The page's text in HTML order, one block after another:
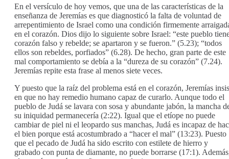
En el versículo de hoy vemos, que una de las características de la
enseñanza de Jeremías es que diagnosticó la falta de voluntad de
arrepentimiento de Israel como una condición firmemente
en el corazón. Dios dijo lo siguiente sobre Israel: “este pueblo
corazón falso y rebelde; se apartaron y se fueron.” (5.23); “todos
ellos son rebeldes, porfiados” (6.28). De hecho, gran parte de este
mal comportamiento se debía a la “dureza de su corazón” (7.24).
Jeremías repite esta frase al menos siete veces.
Y puesto que la raíz del problema está en el corazón, Jeremías
en que no hay remedio humano capaz de curarlo. Aunque todo el
pueblo de Judá se lavara con sosa y abundante jabón, la mancha
su iniquidad permanecería (2:22). Igual que el etíope no puede
cambiar de piel ni el leopardo sus manchas, Judá es incapaz de
el bien porque está acostumbrado a “hacer el mal” (13:23). Puesto
que el pecado de Judá ha sido escrito con estilete de hierro y
grabado con punta de diamante, no puede borrarse (17:1).